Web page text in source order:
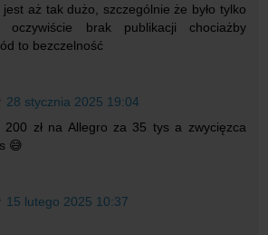
aż tak dużo, szczególnie że było tylko
oczywiście brak publikacji chociażby
to bezczelność
28 stycznia 2025 19:04
200 zł na Allegro za 35 tys a zwycięzca
😅
15 lutego 2025 10:37